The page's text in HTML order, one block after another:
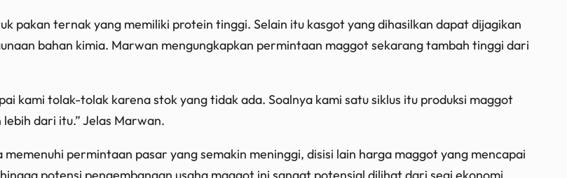
pakan ternak yang memiliki protein tinggi. Selain itu kasgot yang dihasilkan dapat dijagikan
bahan kimia. Marwan mengungkapkan permintaan maggot sekarang tambah tinggi dari
kami tolak-tolak karena stok yang tidak ada. Soalnya kami satu siklus itu produksi maggot
dari itu.” Jelas Marwan.
permintaan pasar yang semakin meninggi, disisi lain harga maggot yang mencapai